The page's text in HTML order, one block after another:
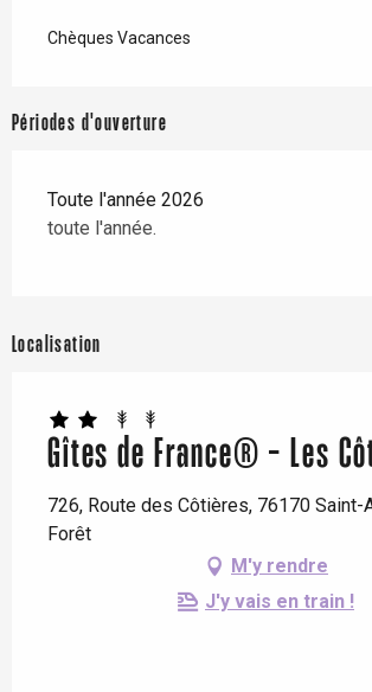
Chèques Vacances
Périodes d'ouverture
Toute l'année 2026
toute l'année.
Localisation
Gîtes de France® - Les
726, Route des Côtières, 76170 Saint-
Forêt
M'y rendre
J'y vais en train !